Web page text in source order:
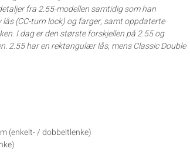
fra 2.55-modellen samtidig som han
(CC-turn lock) og farger, samt oppdaterte
I dag er den største forskjellen på 2.55 og
2.55 har en rektangulær lås, mens Classic Double
(enkelt- / dobbeltlenke)